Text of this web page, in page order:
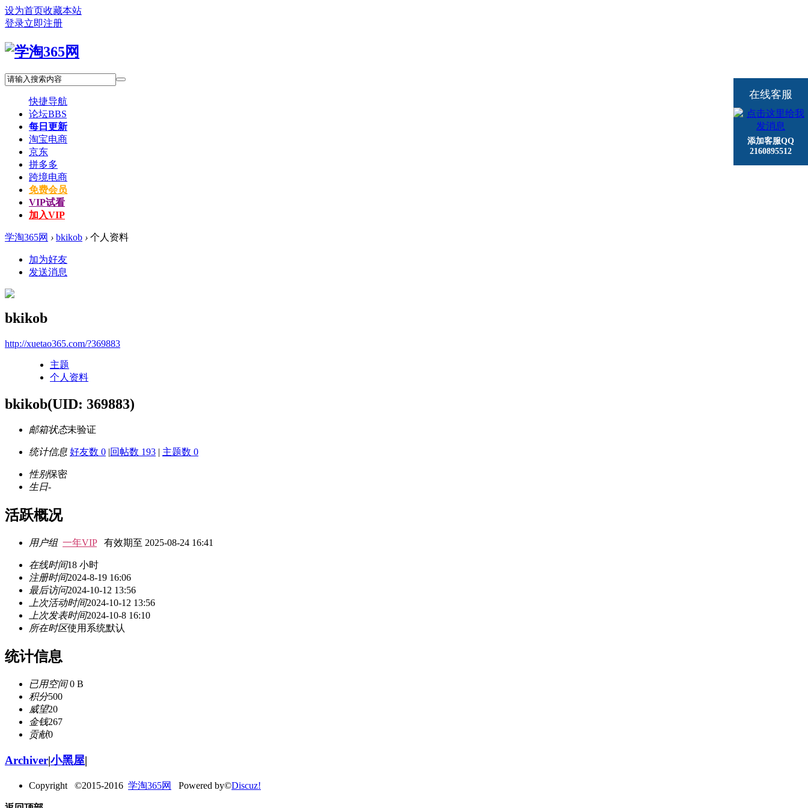
设为首页收藏本站
登录立即注册
快捷导航
论坛BBS
每日更新
淘宝电商
京东
拼多多
跨境电商
免费会员
VIP试看
加入VIP
学淘365网 › bkikob › 个人资料
加为好友
发送消息
bkikob
http://xuetao365.com/?369883
主题
个人资料
bkikob(UID: 369883)
邮箱状态未验证
统计信息 好友数 0 |回帖数 193 | 主题数 0
性别保密
生日-
活跃概况
用户组 一年VIP 有效期至 2025-08-24 16:41
在线时间18 小时
注册时间2024-8-19 16:06
最后访问2024-10-12 13:56
上次活动时间2024-10-12 13:56
上次发表时间2024-10-8 16:10
所在时区使用系统默认
统计信息
已用空间0 B
积分500
威望20
金钱267
贡献0
在线客服
添加客服QQ
2160895512
Archiver|小黑屋|
Copyright ©2015-2016 学淘365网 Powered by©Discuz!